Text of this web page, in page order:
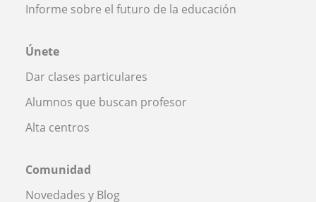
Informe sobre el futuro de la educación
Únete
Dar clases particulares
Alumnos que buscan profesor
Alta centros
Comunidad
Novedades y Blog